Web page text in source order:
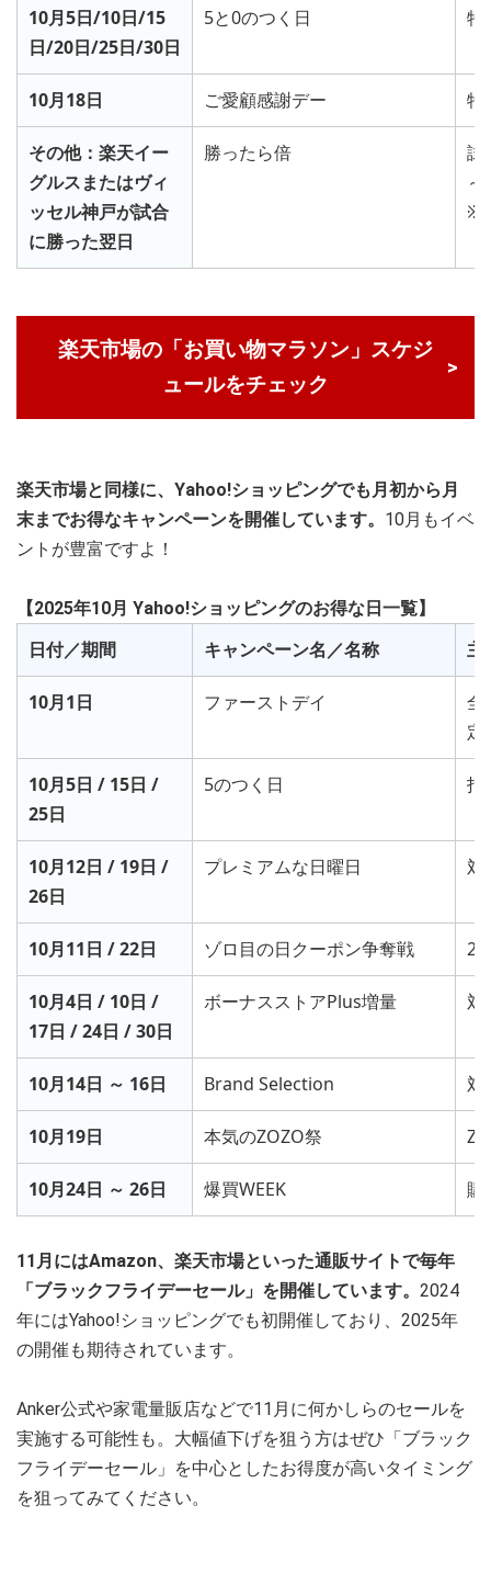
10月5日/10日/15
日/20日/25日/30日
5と0のつく日 特
10月18日 ご愛顧感謝デー 特
その他：楽天イー
グルスまたはヴィ
ッセル神戸が試合
に勝った翌日
勝ったら倍
試
～
※
楽天市場の「お買い物マラソン」スケジ
ュールをチェック
楽天市場と同様に、Yahoo!ショッピングでも月初から月
末までお得なキャンペーンを開催しています。 10月もイベ
ントが豊富ですよ！
【2025年10月 Yahoo!ショッピングのお得な日一覧】
日付／期間 キャンペーン名／名称 主
10月1日 ファーストデイ
全
定
10月5日 / 15日 /
25日
5のつく日 指
10月12日 / 19日 /
26日
プレミアムな日曜日 対
10月11日 / 22日 ゾロ目の日クーポン争奪戦
10月4日 / 10日 /
17日 / 24日 / 30日
ボーナスストアPlus増量 対
10月14日 ～ 16日 Brand Selection 対
10月19日 本気のZOZO祭
10月24日 ～ 26日 爆買WEEK 購
11月にはAmazon、楽天市場といった通販サイトで毎年
「ブラックフライデーセール」を開催しています。 2024
年にはYahoo!ショッピングでも初開催しており、2025年
の開催も期待されています。
Anker公式や家電量販店などで11月に何かしらのセールを
実施する可能性も。大幅値下げを狙う方はぜひ「ブラック
フライデーセール」を中心としたお得度が高いタイミング
を狙ってみてください。